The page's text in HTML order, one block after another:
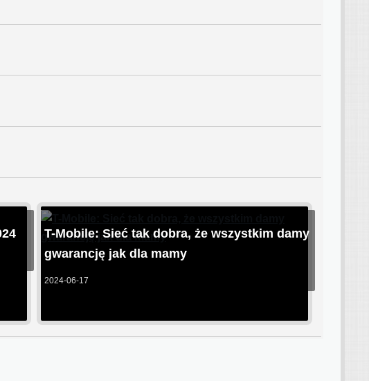
T-Mobile: Sieć tak dobra, że wszystkim damy
gwarancję jak dla mamy
2024-06-17